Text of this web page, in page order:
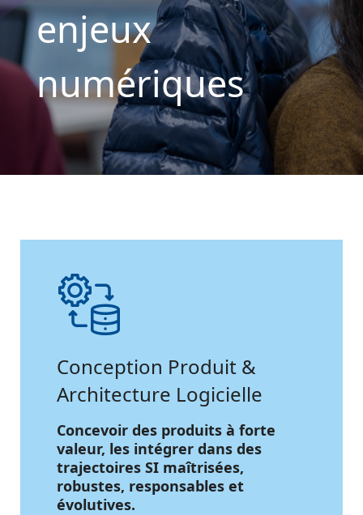
enjeux
numériques
Conception Produit &
Architecture Logicielle
Concevoir des produits à forte
valeur, les intégrer dans des
trajectoires SI maîtrisées,
robustes, responsables et
évolutives.